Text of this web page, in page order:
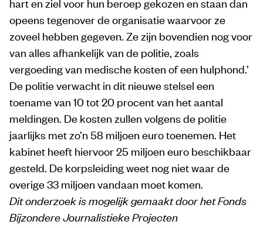
opeens tegenover de organisatie waarvoor ze
zoveel hebben gegeven. Ze zijn bovendien nog voor
van alles afhankelijk van de politie, zoals
vergoeding van medische kosten of een hulphond.’
De politie verwacht in dit nieuwe stelsel een
toename van 10 tot 20 procent van het aantal
meldingen. De kosten zullen volgens de politie
jaarlijks met zo’n 58 miljoen euro toenemen. Het
kabinet heeft hiervoor 25 miljoen euro beschikbaar
gesteld. De korpsleiding weet nog niet waar de
overige 33 miljoen vandaan moet komen.
Dit onderzoek is mogelijk gemaakt door het Fonds
Bijzondere Journalistieke Projecten